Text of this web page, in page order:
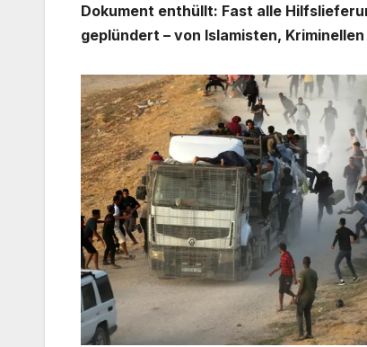
Dokument enthüllt: Fast alle
geplündert – von Islamisten,